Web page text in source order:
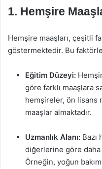
1. Hemşire
Hemşire maaşları, çeşitli
göstermektedir. Bu
Eğitim Düzeyi:
göre farklı maaşlara
hemşireler, ön lisans
maaşlar almaktadır.
Uzmanlık Alanı: Bazı
diğerlerine göre daha
Örneğin, yoğun